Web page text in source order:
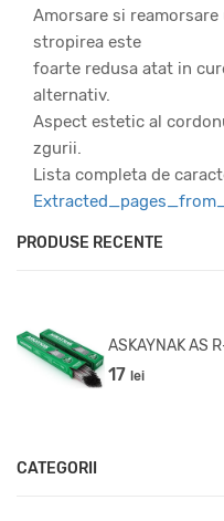
PRODUSE RECENTE
ASKAYNAK AS
17 lei
CATEGORII
Amorsare si
stropirea este
foarte redusa atat in
alternativ.
Aspect estetic al
zgurii.
Lista completa de